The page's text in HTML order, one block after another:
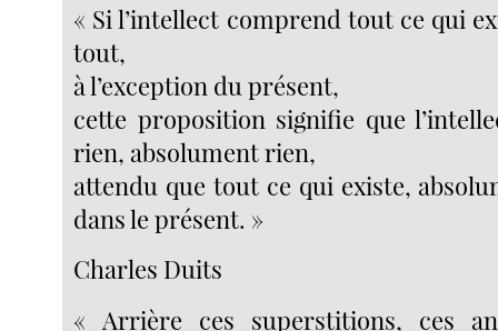
« Si l’intellect comprend tout ce qui
tout,
à l’exception du présent,
cette proposition signifie que
rien, absolument rien,
attendu que tout ce qui existe,
dans le présent. »
Charles Duits
« Arrière ces superstitions, ces